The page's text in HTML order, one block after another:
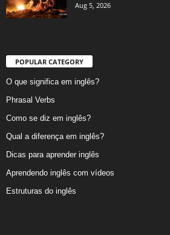
Aug 5, 2026
POPULAR CATEGORY
O que significa em inglês?
Phrasal Verbs
Como se diz em inglês?
Qual a diferença em inglês?
Dicas para aprender inglês
Aprendendo inglês com vídeos
Estruturas do inglês